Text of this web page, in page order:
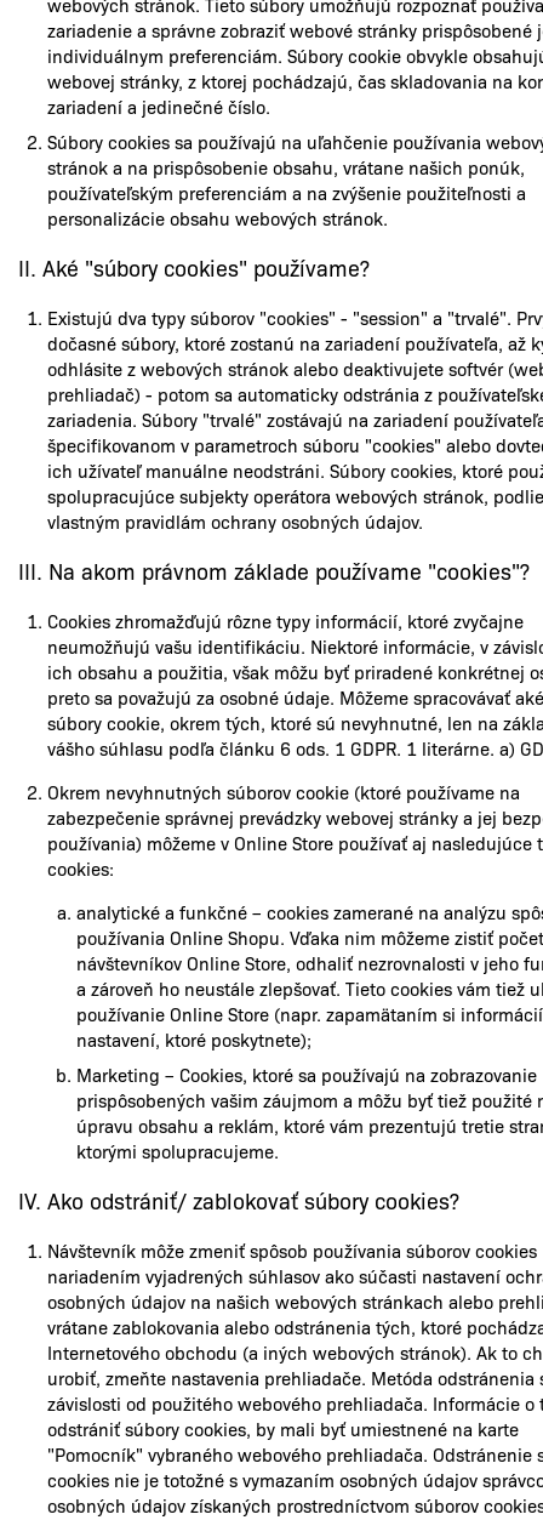
zariadenie a správne zobraziť webové stránky prispôsobené
individuálnym preferenciám. Súbory cookie obvykle
webovej stránky, z ktorej pochádzajú, čas skladovania na
zariadení a jedinečné číslo.
Súbory cookies sa používajú na uľahčenie používania
stránok a na prispôsobenie obsahu, vrátane našich ponúk,
používateľským preferenciám a na zvýšenie použiteľnosti a
personalizácie obsahu webových stránok.
II. Aké "súbory cookies" používame?
Existujú dva typy súborov "cookies" - "session" a "trvalé".
dočasné súbory, ktoré zostanú na zariadení používateľa, až
odhlásite z webových stránok alebo deaktivujete softvér
prehliadač) - potom sa automaticky odstránia z
zariadenia. Súbory "trvalé" zostávajú na zariadení
špecifikovanom v parametroch súboru "cookies" alebo
ich užívateľ manuálne neodstráni. Súbory cookies, ktoré
spolupracujúce subjekty operátora webových stránok,
vlastným pravidlám ochrany osobných údajov.
III. Na akom právnom základe používame "cookies"?
Cookies zhromažďujú rôzne typy informácií, ktoré zvyčajne
neumožňujú vašu identifikáciu. Niektoré informácie, v
ich obsahu a použitia, však môžu byť priradené konkrétnej
preto sa považujú za osobné údaje. Môžeme spracovávať
súbory cookie, okrem tých, ktoré sú nevyhnutné, len na
vášho súhlasu podľa článku 6 ods. 1 GDPR. 1 literárne. a)
Okrem nevyhnutných súborov cookie (ktoré používame na
zabezpečenie správnej prevádzky webovej stránky a jej
používania) môžeme v Online Store používať aj nasledujúce
cookies:
analytické a funkčné – cookies zamerané na analýzu
používania Online Shopu. Vďaka nim môžeme zistiť počet
návštevníkov Online Store, odhaliť nezrovnalosti v jeho
a zároveň ho neustále zlepšovať. Tieto cookies vám tiež
používanie Online Store (napr. zapamätaním si
nastavení, ktoré poskytnete);
Marketing – Cookies, ktoré sa používajú na
prispôsobených vašim záujmom a môžu byť tiež použité
úpravu obsahu a reklám, ktoré vám prezentujú tretie
ktorými spolupracujeme.
IV. Ako odstrániť/ zablokovať súbory cookies?
Návštevník môže zmeniť spôsob používania súborov cookies
nariadením vyjadrených súhlasov ako súčasti nastavení
osobných údajov na našich webových stránkach alebo
vrátane zablokovania alebo odstránenia tých, ktoré
Internetového obchodu (a iných webových stránok). Ak to
urobiť, zmeňte nastavenia prehliadače. Metóda odstránenia
závislosti od použitého webového prehliadača. Informácie o
odstrániť súbory cookies, by mali byť umiestnené na karte
"Pomocník" vybraného webového prehliadača. Odstránenie
cookies nie je totožné s vymazaním osobných údajov
osobných údajov získaných prostredníctvom súborov